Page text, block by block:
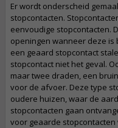
Er wordt onderscheid
stopcontacten.
eenvoudige stopcontacten.
openingen wanneer deze is
een geaard stopcontact
stopcontact niet het geval.
maar twee draden, een
voor de afvoer. Deze type
oudere huizen, waar de
stopcontacten gaan
voor geaarde stopcontacten